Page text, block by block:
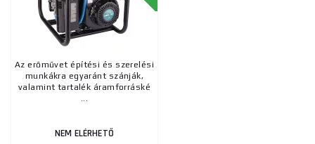
Az erőművet építési és szerelési
munkákra egyaránt szánják,
valamint tartalék áramforráské
...
NEM ELÉRHETŐ